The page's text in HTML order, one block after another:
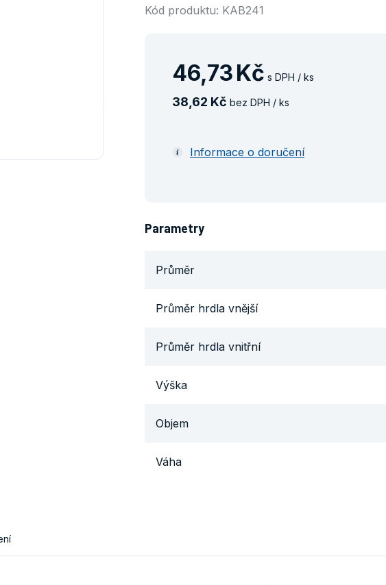
Kód produktu: KAB241
46,73Kč s DPH / ks
38 62 Kč bez DPH / ks
Informace o doručení
Parametry
Průměr
Průměr hrdla vnější
Průměr hrdla vnitřní
Výška
Objem
Váha